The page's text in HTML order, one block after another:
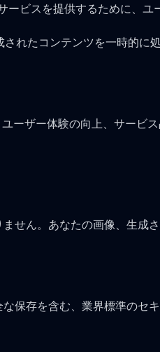
ビスを提供するために、
れたコンテンツを一時的に
ザー体験の向上、サービ
ん。あなたの画像、生成
存を含む、業界標準のセ